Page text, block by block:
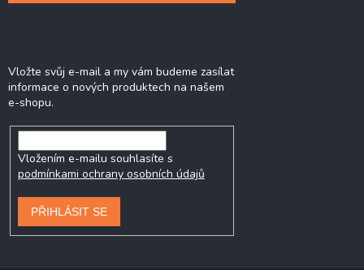
Vložte svůj e-mail a my vám budeme zasílat
informace o nových produktech na našem
e-shopu.
Vložením e-mailu souhlasíte s
podmínkami ochrany osobních údajů
PŘIHLÁSIT SE